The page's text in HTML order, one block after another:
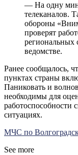
— На одну
телеканалов.
обороны
проверят
региональных
ведомстве.
Ранее сообщалось,
пунктах страны
Паниковать и
необходимы для
работоспособности
ситуациях.
МЧС по
See more